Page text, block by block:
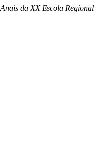
Anais da XX Escola